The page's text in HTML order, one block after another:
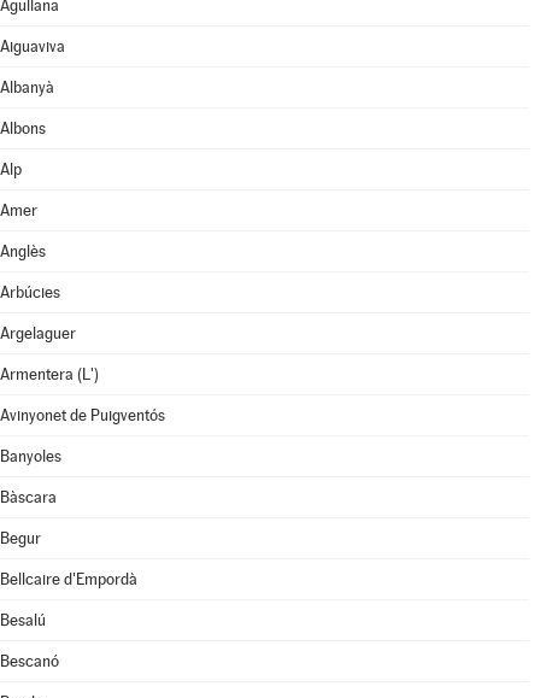
Agullana
Aiguaviva
Albanyà
Albons
Alp
Amer
Anglès
Arbúcies
Argelaguer
Armentera (L')
Avinyonet de Puigventós
Banyoles
Bàscara
Begur
Bellcaire d'Empordà
Besalú
Bescanó